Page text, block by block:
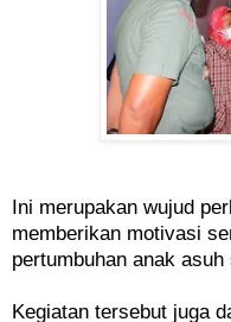
Ini merupakan wujud
memberikan motivasi
pertumbuhan anak
Kegiatan tersebut juga